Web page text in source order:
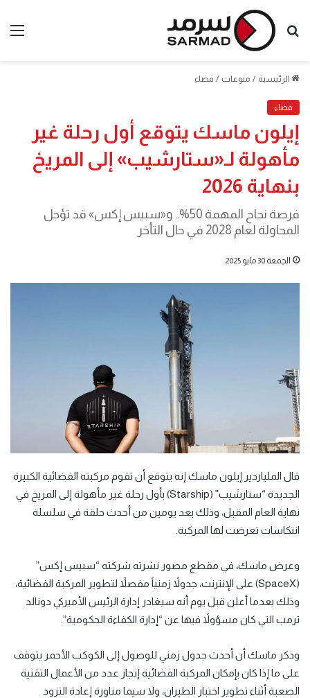
بحث
الرئيسية / منوعات / فضاء
فضاء
إيلون ماسك يتوقع أول رحلة غير
مأهولة لـ«ستارشيب» إلى المريخ
بنهاية 2026
فرصة نجاح المهمة 50%.. و«سبيس إكس» قد تؤجل
المحاولة لعام 2028 في حال التأخر
الجمعة 30 مايو 2025
قال الملياردير إيلون ماسك إنه يتوقع أن تقوم مركبته الفضائية الكبيرة
الجديدة “ستارشيب” (Starship) بأول رحلة غير مأهولة إلى المريخ في
نهاية العام المقبل، وذلك بعد يومين من أحدث حلقة في سلسلة
انتكاسات تعرضت لها المركبة.
وعرض ماسك، في مقطع مصور نشرته شركته “سبيس إكس”
(SpaceX) على الإنترنت، جدولاً زمنياً مفصلاً لتطوير المركبة الفضائية،
وذلك بعدما أعلن قبل يوم أنه سيغادر إدارة الرئيس الأميركي دونالد
ترمب التي كان مسؤولاً فيها عن “إدارة الكفاءة الحكومية”.
وذكر ماسك أن أحدث جدول زمني للوصول إلى الكوكب الأحمر يتوقف
على ما إذا كان بإمكان المركبة الفضائية إنجاز عدد من الأعمال التقنية
الصعبة أثناء تطوير اختبار الطيران، ولا سيما مناورة إعادة التزود